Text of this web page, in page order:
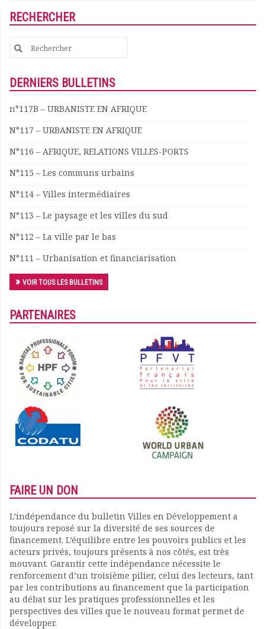
Matinales
Evénements
Publications et rapports
Les adhérents
Offres d’emploi
Forum
Nous contacter
RECHERCHER
Search
for:
DERNIERS BULLETINS
n°117B – URBANISTE EN AFRIQUE
N°117 – URBANISTE EN AFRIQUE
N°116 – AFRIQUE, RELATIONS VILLES-PORTS
N°115 – Les communs urbains
N°114 – Villes intermédiaires
N°113 – Le paysage et les villes du sud
N°112 – La ville par le bas
N°111 – Urbanisation et financiarisation
VOIR TOUS LES BULLETINS
PARTENAIRES
FAIRE UN DON
L’indépendance du bulletin Villes en Développement a
toujours reposé sur la diversité de ses sources de
financement. L’équilibre entre les pouvoirs publics et les
acteurs privés, toujours présents à nos côtés, est très
mouvant. Garantir cette indépendance nécessite le
renforcement d’un troisième pilier, celui des lecteurs, tant
par les contributions au financement que la participation
au débat sur les pratiques professionnelles et les
perspectives des villes que le nouveau format permet de
développer.